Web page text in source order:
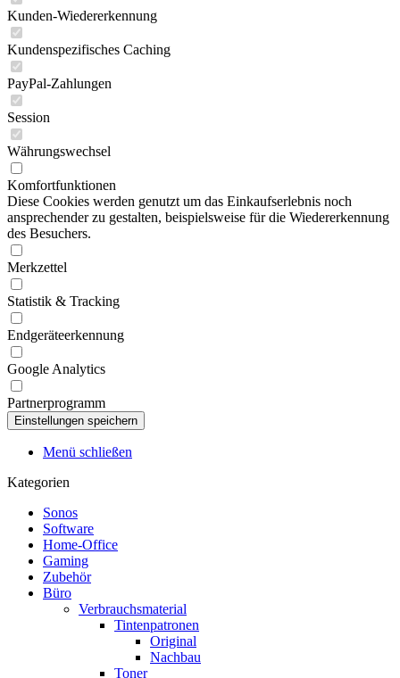
Kunden-Wiedererkennung
Kundenspezifisches Caching
PayPal-Zahlungen
Session
Währungswechsel
Komfortfunktionen
Diese Cookies werden genutzt um das Einkaufserlebnis noch
ansprechender zu gestalten, beispielsweise für die Wiedererkennung
des Besuchers.
Merkzettel
Statistik & Tracking
Endgeräteerkennung
Google Analytics
Partnerprogramm
Menü schließen
Kategorien
Sonos
Software
Home-Office
Gaming
Zubehör
Büro
Verbrauchsmaterial
Tintenpatronen
Original
Nachbau
Toner